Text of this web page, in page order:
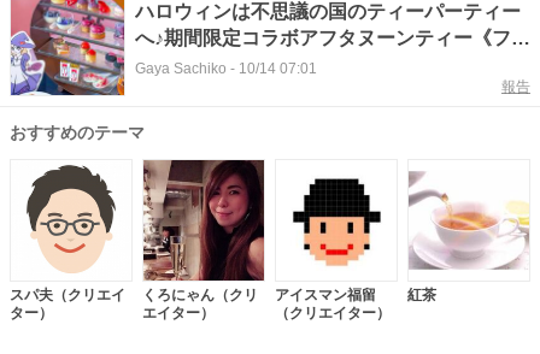
ハロウィンは不思議の国のティーパーティー
へ♪期間限定コラボアフタヌーンティー《フォ
ションホテル京都》
Gaya Sachiko - 10/14 07:01
報告
おすすめのテーマ
スパ夫（クリエイ
ター）
くろにゃん（クリ
エイター）
アイスマン福留
（クリエイター）
紅茶